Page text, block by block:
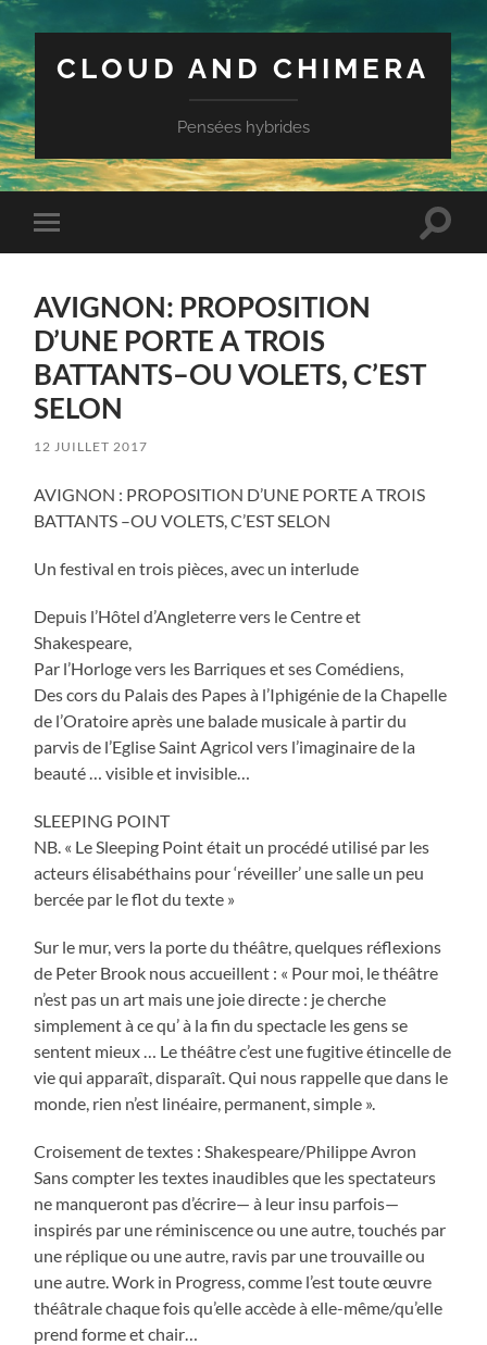
CLOUD AND CHIMERA
Pensées hybrides
Toggle
mobile
Toggle
AVIGNON: PROPOSITION
D’UNE PORTE A TROIS
BATTANTS–OU VOLETS, C’EST
SELON
12 JUILLET 2017
AVIGNON : PROPOSITION D’UNE PORTE A TROIS
BATTANTS –OU VOLETS, C’EST SELON
Un festival en trois pièces, avec un interlude
Depuis l’Hôtel d’Angleterre vers le Centre et
Shakespeare,
Par l’Horloge vers les Barriques et ses Comédiens,
Des cors du Palais des Papes à l’Iphigénie de la Chapelle
de l’Oratoire après une balade musicale à partir du
parvis de l’Eglise Saint Agricol vers l’imaginaire de la
beauté … visible et invisible…
SLEEPING POINT
NB. « Le Sleeping Point était un procédé utilisé par les
acteurs élisabéthains pour ‘réveiller’ une salle un peu
bercée par le flot du texte »
Sur le mur, vers la porte du théâtre, quelques réflexions
de Peter Brook nous accueillent : « Pour moi, le théâtre
n’est pas un art mais une joie directe : je cherche
simplement à ce qu’ à la fin du spectacle les gens se
sentent mieux … Le théâtre c’est une fugitive étincelle de
vie qui apparaît, disparaît. Qui nous rappelle que dans le
monde, rien n’est linéaire, permanent, simple ».
Croisement de textes : Shakespeare/Philippe Avron
Sans compter les textes inaudibles que les spectateurs
ne manqueront pas d’écrire— à leur insu parfois—
inspirés par une réminiscence ou une autre, touchés par
une réplique ou une autre, ravis par une trouvaille ou
une autre. Work in Progress, comme l’est toute œuvre
théâtrale chaque fois qu’elle accède à elle-même/qu’elle
prend forme et chair…